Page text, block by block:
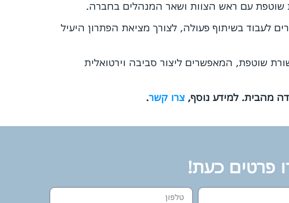
שוטפת עם ראש הצוות ושאר המנהלים בחברה.
לעבוד בשיתוף פעולה, לצורך מציאת הפתרון היעיל
שוטפת, המאפשרים ליצור סביבה וירטואלית
מהבית. למידע נוסף, צרו קשר.
פרטים כעת!